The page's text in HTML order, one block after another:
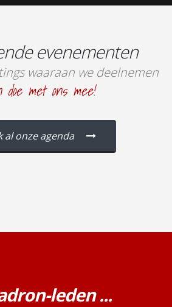
evenementen
waaraan we deelnemen
doe met ons mee!
al onze agenda
leden ...